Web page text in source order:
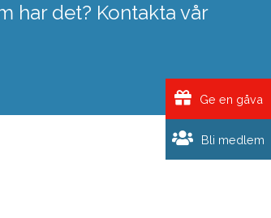
har det? Kontakta vår
Bli medlem
Ge en gåva